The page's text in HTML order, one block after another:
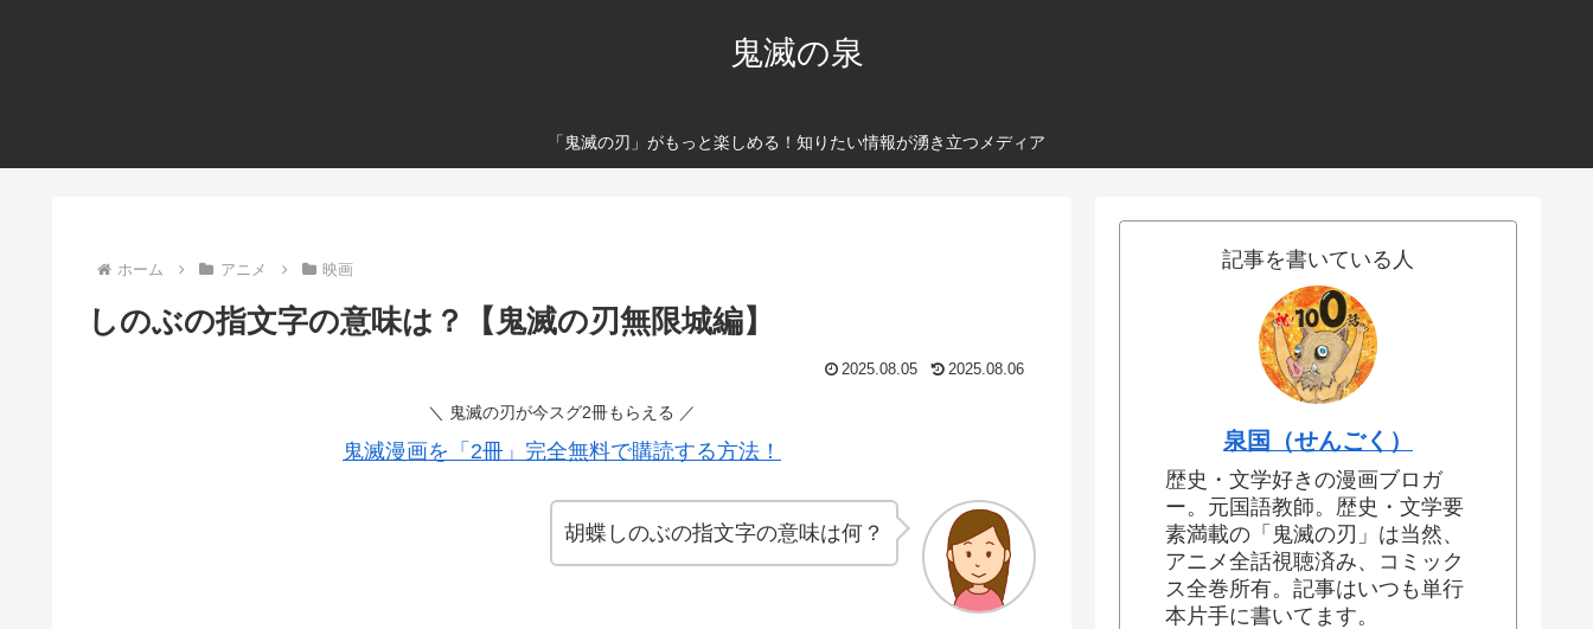
鬼滅の泉
「鬼滅の刃」がもっと楽しめる！知りたい情報が湧き立つメディア
ホーム アニメ 映画
しのぶの指文字の意味は？【鬼滅の刃無限城編】
2025.08.05 2025.08.06
＼ 鬼滅の刃が今スグ2冊もらえる ／
鬼滅漫画を「2冊」完全無料で購読する方法！
胡蝶しのぶの指文字の意味は何？
記事を書いている人
泉国（せんごく）
歴史・文学好きの漫画ブロガ
ー。元国語教師。歴史・文学要
素満載の「鬼滅の刃」は当然、
アニメ全話視聴済み、コミック
ス全巻所有。記事はいつも単行
本片手に書いてます。